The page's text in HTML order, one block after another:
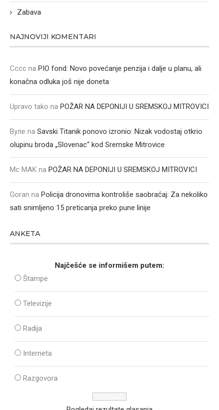
Zabava
NAJNOVIJI KOMENTARI
Cccc na PIO fond: Novo povećanje penzija i dalje u planu, ali
konačna odluka još nije doneta
Upravo tako na POŽAR NA DEPONIJI U SREMSKOJ MITROVICI
Вуле na Savski Titanik ponovo izronio: Nizak vodostaj otkrio
olupinu broda „Slovenac“ kod Sremske Mitrovice
Mc MAK na POŽAR NA DEPONIJI U SREMSKOJ MITROVICI
Goran na Policija dronovima kontroliše saobraćaj: Za nekoliko
sati snimljeno 15 preticanja preko pune linije
ANKETA
Najčešće se informišem putem:
Štampe
Televizije
Radija
Interneta
Razgovora